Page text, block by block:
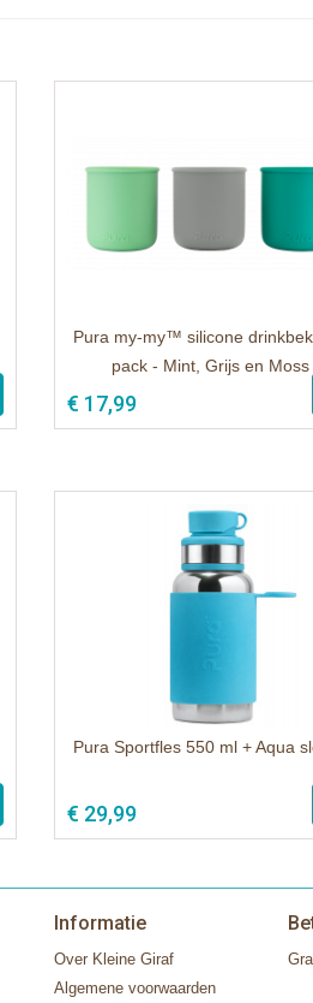
Pura my-my™ silicone
pack - Mint, Grijs en Moss
€ 17,99
Pura Sportfles 550 ml + Aqua
€ 29,99
Informatie
Over Kleine Giraf
Algemene voorwaarden